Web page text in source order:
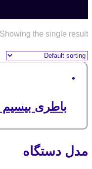
Showing the single result
باطری بیسیم MT777
مدل دستگاه